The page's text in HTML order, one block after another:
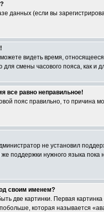
данных (если вы
видеть время, относящееся
для смены часового пояса, как
все равно неправильное!
пояс правильно, то причина
не установил
поддержки нужного языка
своим именем?
две картинки. Первая
которая называется